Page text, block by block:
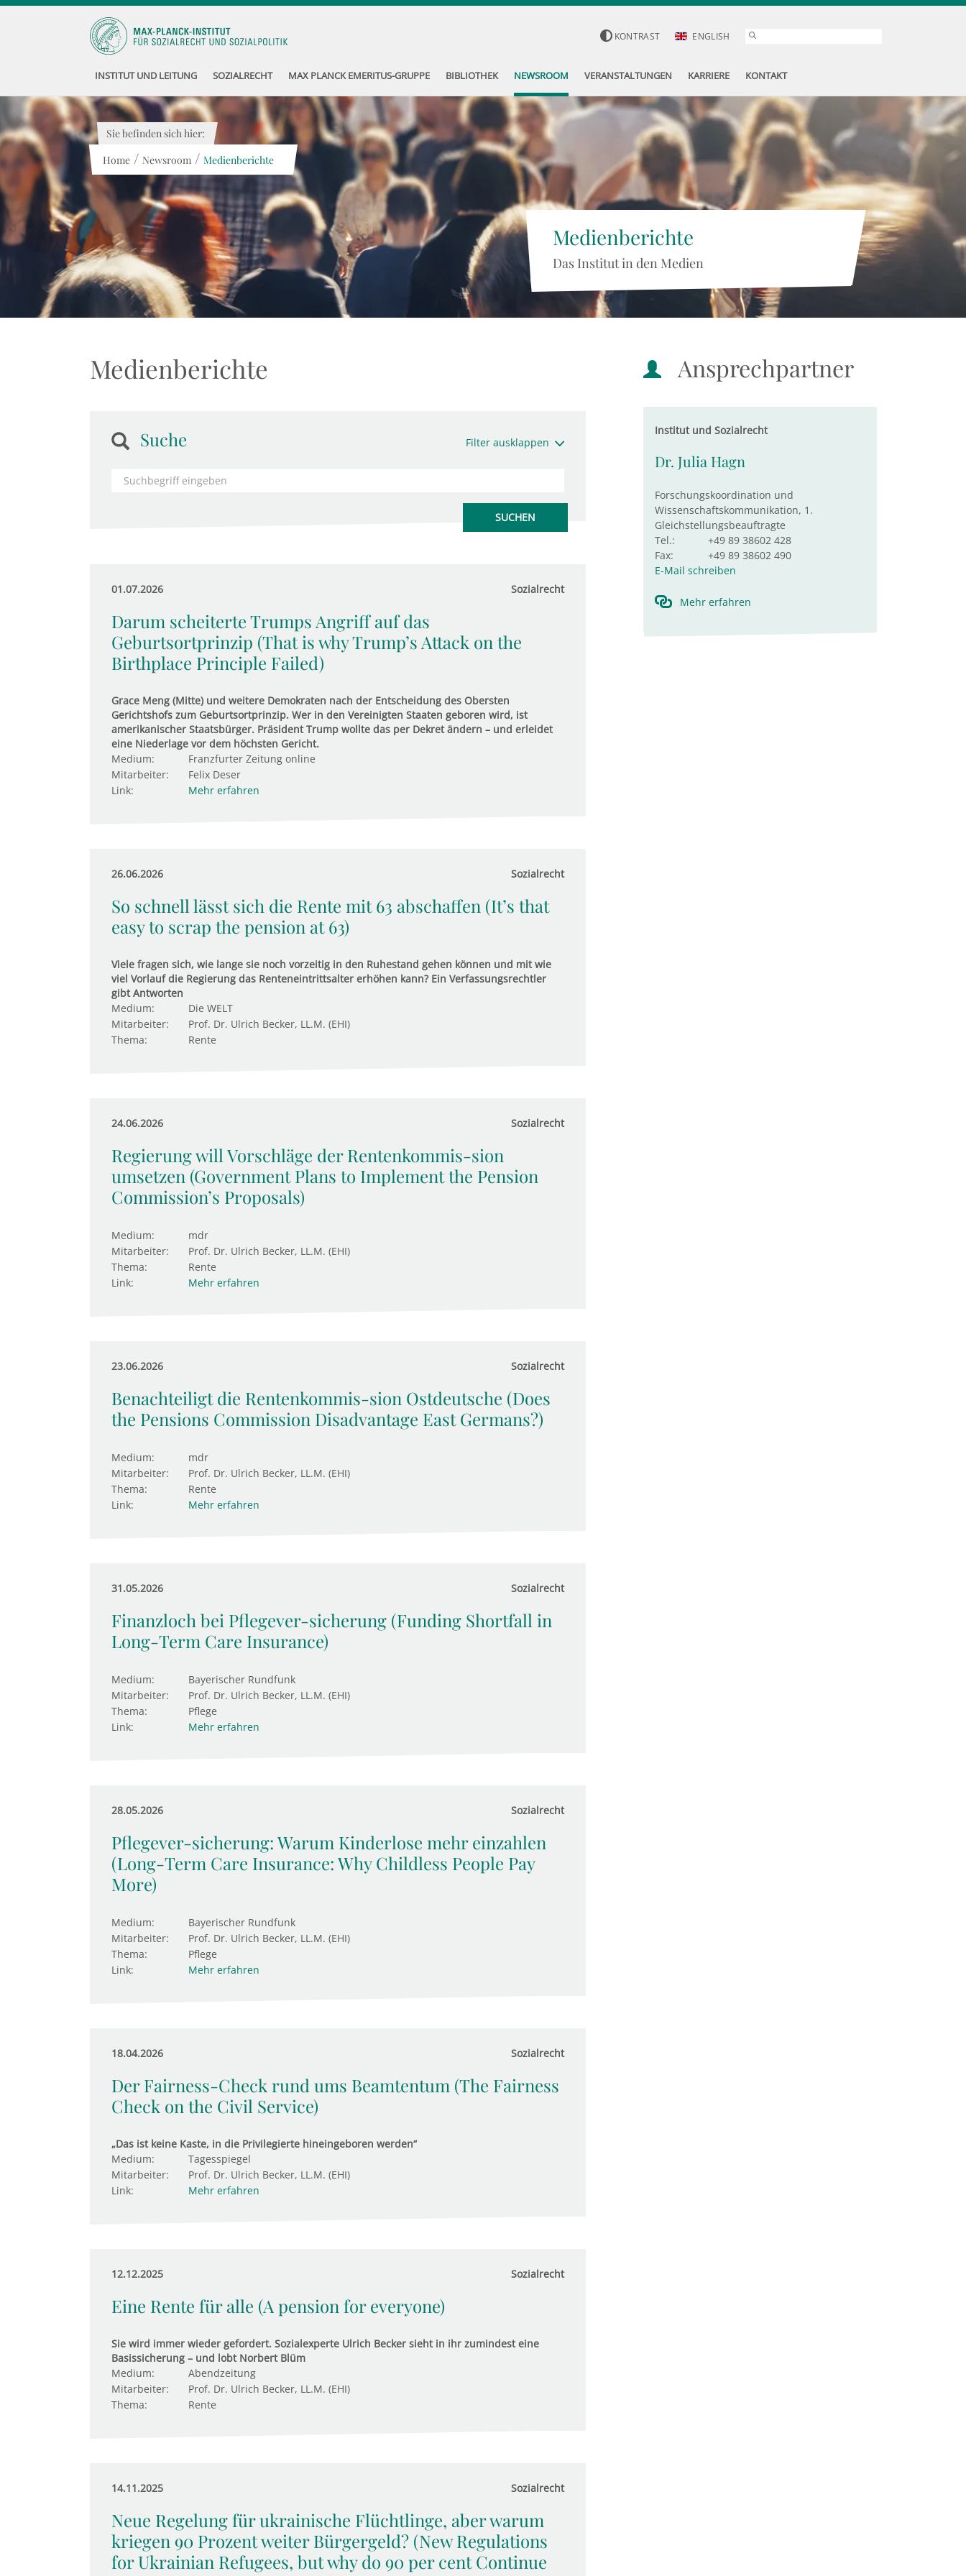
KONTRAST ENGLISH
INSTITUT UND LEITUNG SOZIALRECHT MAX PLANCK EMERITUS-GRUPPE BIBLIOTHEK NEWSROOM VERANSTALTUNGEN KARRIERE KONTAKT
Medienberichte
Das Institut in den Medien
Sie befinden sich hier:
Home / Newsroom / Medienberichte
Medienberichte
Suche Filter ausklappen
01.07.2026 Sozialrecht
Darum scheiterte Trumps Angriff auf das
Geburtsortprinzip (That is why Trump’s Attack on the
Birthplace Principle Failed)
Grace Meng (Mitte) und weitere Demokraten nach der Entscheidung des Obersten
Gerichtshofs zum Geburtsortprinzip. Wer in den Vereinigten Staaten geboren wird, ist
amerikanischer Staatsbürger. Präsident Trump wollte das per Dekret ändern – und erleidet
eine Niederlage vor dem höchsten Gericht.
Medium:
Franzfurter Zeitung online
Mitarbeiter:
Felix Deser
Link:
Mehr erfahren
26.06.2026 Sozialrecht
So schnell lässt sich die Rente mit 63 abschaffen (It’s that
easy to scrap the pension at 63)
Viele fragen sich, wie lange sie noch vorzeitig in den Ruhestand gehen können und mit wie
viel Vorlauf die Regierung das Renteneintrittsalter erhöhen kann? Ein Verfassungsrechtler
gibt Antworten
Medium:
Die WELT
Mitarbeiter:
Prof. Dr. Ulrich Becker, LL.M. (EHI)
Thema:
Rente
24.06.2026 Sozialrecht
Regierung will Vorschläge der Rentenkommis-sion
umsetzen (Government Plans to Implement the Pension
Commission’s Proposals)
Medium:
mdr
Mitarbeiter:
Prof. Dr. Ulrich Becker, LL.M. (EHI)
Thema:
Rente
Link:
Mehr erfahren
23.06.2026 Sozialrecht
Benachteiligt die Rentenkommis-sion Ostdeutsche (Does
the Pensions Commission Disadvantage East Germans?)
Medium:
mdr
Mitarbeiter:
Prof. Dr. Ulrich Becker, LL.M. (EHI)
Thema:
Rente
Link:
Mehr erfahren
31.05.2026 Sozialrecht
Finanzloch bei Pflegever-sicherung (Funding Shortfall in
Long-Term Care Insurance)
Medium:
Bayerischer Rundfunk
Mitarbeiter:
Prof. Dr. Ulrich Becker, LL.M. (EHI)
Thema:
Pflege
Link:
Mehr erfahren
28.05.2026 Sozialrecht
Pflegever-sicherung: Warum Kinderlose mehr einzahlen
(Long-Term Care Insurance: Why Childless People Pay
More)
Medium:
Bayerischer Rundfunk
Mitarbeiter:
Prof. Dr. Ulrich Becker, LL.M. (EHI)
Thema:
Pflege
Link:
Mehr erfahren
18.04.2026 Sozialrecht
Der Fairness-Check rund ums Beamtentum (The Fairness
Check on the Civil Service)
„Das ist keine Kaste, in die Privilegierte hineingeboren werden“
Medium:
Tagesspiegel
Mitarbeiter:
Prof. Dr. Ulrich Becker, LL.M. (EHI)
Link:
Mehr erfahren
12.12.2025 Sozialrecht
Eine Rente für alle (A pension for everyone)
Sie wird immer wieder gefordert. Sozialexperte Ulrich Becker sieht in ihr zumindest eine
Basissicherung – und lobt Norbert Blüm
Medium:
Abendzeitung
Mitarbeiter:
Prof. Dr. Ulrich Becker, LL.M. (EHI)
Thema:
Rente
14.11.2025 Sozialrecht
Neue Regelung für ukrainische Flüchtlinge, aber warum
kriegen 90 Prozent weiter Bürgergeld? (New Regulations
for Ukrainian Refugees, but why do 90 per cent Continue
Ansprechpartner
Institut und Sozialrecht
Dr. Julia Hagn
Forschungskoordination und
Wissenschaftskommunikation, 1.
Gleichstellungsbeauftragte
Tel.:
+49 89 38602 428
Fax:
+49 89 38602 490
E-Mail schreiben
Mehr erfahren